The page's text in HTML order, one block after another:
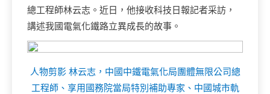
總工程師林云志。近日，他接收科技日報記者采訪，
講述我國電氣化鐵路立異成長的故事。
人物剪影 林云志，中國中鐵電氣化局團體無限公司總
工程師、享用國務院當局特別補助專家、中國城市軌